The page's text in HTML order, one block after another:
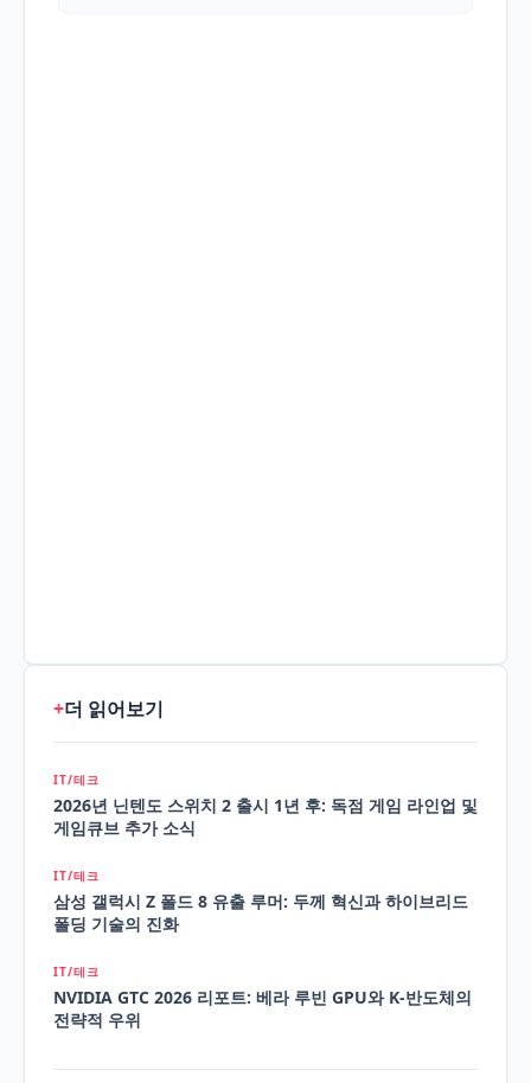
+더 읽어보기
IT/테크
2026년 닌텐도 스위치 2 출시 1년 후: 독점 게임 라인업 및
게임큐브 추가 소식
IT/테크
삼성 갤럭시 Z 폴드 8 유출 루머: 두께 혁신과 하이브리드
폴딩 기술의 진화
IT/테크
NVIDIA GTC 2026 리포트: 베라 루빈 GPU와 K-반도체의
전략적 우위